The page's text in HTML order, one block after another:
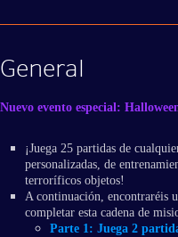
General
Nuevo evento especial:
¡Juega 25 partidas de
personalizadas, de
terroríficos objetos!
A continuación, encontraréis
completar esta cadena de
Parte 1: Juega 2